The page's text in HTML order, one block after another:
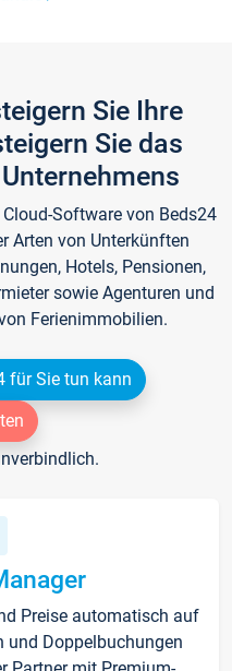
Sie Ihre
Sie das
Software von Beds24
Arten von Unterkünften
Hotels, Pensionen,
sowie Agenturen und
Ferienimmobilien.
für Sie tun kann
Preise automatisch auf
und Doppelbuchungen